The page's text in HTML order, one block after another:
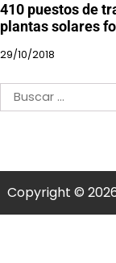
410 puestos de
plantas solares
29/10/2018
Buscar:
Copyright ©